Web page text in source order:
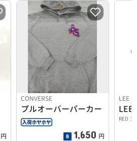
円
CONVERSE
プルオーバーパーカー
1,650 円
LEE
RED ア